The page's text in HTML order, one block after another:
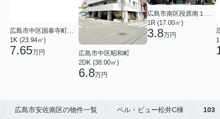
1K (23.94㎡)
7.65万円
広島市中区昭和町
2DK (38.00㎡)
6.8万円
1R (17.00㎡)
3.8万円
広島市安佐南区の物件一覧 ベル・ビュー松井C棟 103